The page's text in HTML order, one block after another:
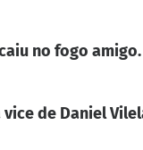
no fogo
de Daniel